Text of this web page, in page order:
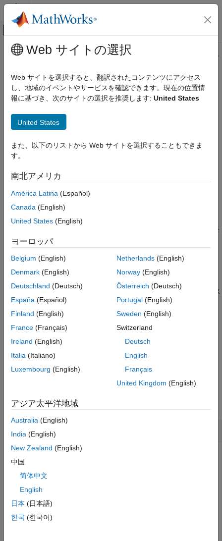
コンテンツへスキップ
オフキャンバス ナビゲーション メ
ドキュメンテーションのホーム
グラフィックス
ラベルとスタイル
項目一覧
説明
名前と値の引数
バージョン履歴
メインコンテンツ
このページの内容は最新ではありません。最新版の英語を参照す
axtoolbarbtn
座標軸ツール バーにボタンを追加
構文
btn = axtoolbarbtn(tb,style)
btn = axtoolbarbtn(tb,style,Name,Value)
btn= axtoolbarbtn(
オブジェクトを
返します。
btn= axtoolbarbtn( は、tbで指定されたツール バー
にプッシュ ボタンまたは状態ボタンを追加し、そのボタン オブ
ジェクトを返します。プッシュ ボタンの場合は、スタイルを
に設定します。2 つの状態をとる状態ボタンの場合は、ス
タイルを'state' に設定します。
btn= axtoolbarbtn( Name,Value
と値のペアの引数を使用して、ボタンのプロパティを指定しま
すべて折りたたむ
座標軸のグリッド ラインの表示と非表示を切り替えるカス
まず、
作成します。プログラム ファイル内で次を行います。
乱数データをプロットします。
Web サイトの選択
Web サイトを選択すると、翻訳されたコンテンツにアクセス
し、地域のイベントやサービスを確認できます。現在の位置情
報に基づき、次のサイトの選択を推奨します: United States
United States
また、以下のリストから Web サイトを選択することもできま
す。
南北アメリカ
América Latina (Español)
Canada (English)
United States (English)
ヨーロッパ
Belgium (English)
Denmark (English)
Deutschland (Deutsch)
España (Español)
Finland (English)
France (Français)
Ireland (English)
Italia (Italiano)
Luxembourg (English)
Netherlands(English)
Norway(English)
Österreich (Deutsch)
Portugal(English)
Sweden (English)
Switzerland
Deutsch
English
Français
United Kingdom (English)
アジア太平洋地域
Australia (English)
India (English)
New Zealand (English)
中国
简体中文
English
日本 (日本語)
한국 (한국어)